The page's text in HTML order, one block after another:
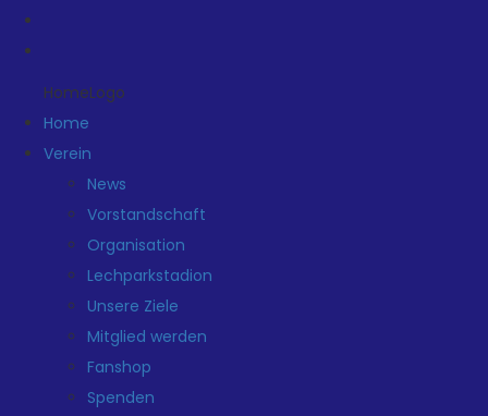
HomeLogo
Home
Verein
News
Vorstandschaft
Organisation
Lechparkstadion
Unsere Ziele
Mitglied werden
Fanshop
Spenden